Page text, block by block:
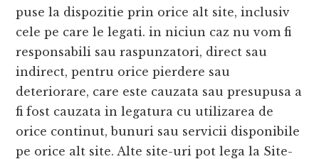
puse la dispozitie prin orice alt site, inclusiv
cele pe care le legati. in niciun caz nu vom fi
responsabili sau raspunzatori, direct sau
indirect, pentru orice pierdere sau
deteriorare, care este cauzata sau presupusa a
fi fost cauzata in legatura cu utilizarea de
orice continut, bunuri sau servicii disponibile
pe orice alt site. Alte site-uri pot lega la Site-